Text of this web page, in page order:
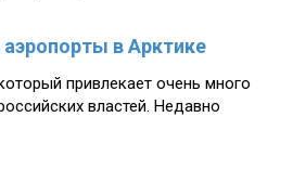
в Арктике
привлекает очень много
властей. Недавно